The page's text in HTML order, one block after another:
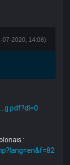
07-2020, 14:08)
: